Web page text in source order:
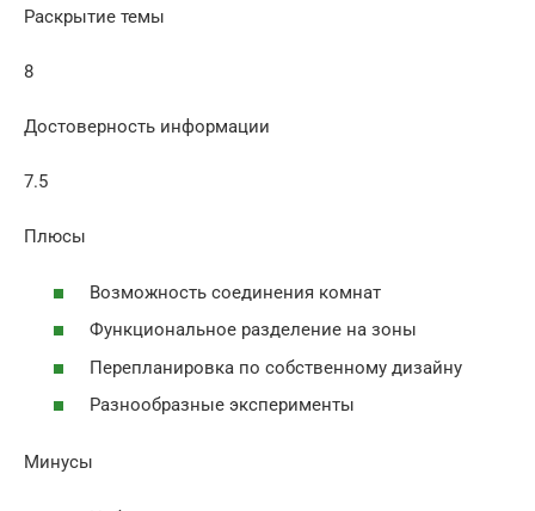
Раскрытие темы
8
Достоверность информации
7.5
Плюсы
Возможность соединения комнат
Функциональное разделение на зоны
Перепланировка по собственному дизайну
Разнообразные эксперименты
Минусы